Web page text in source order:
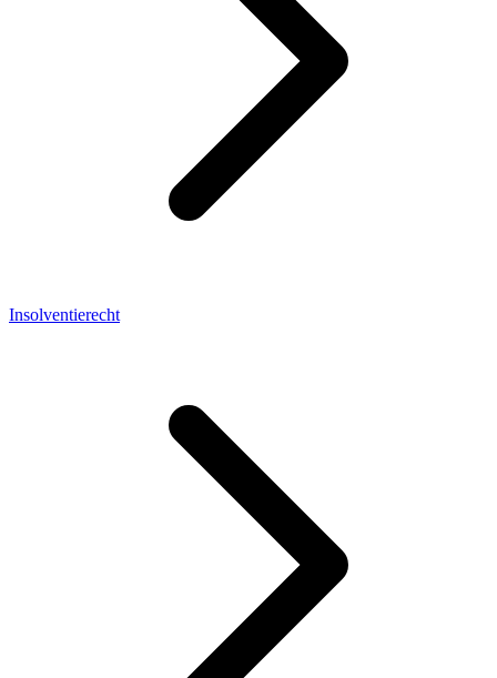
Insolventierecht